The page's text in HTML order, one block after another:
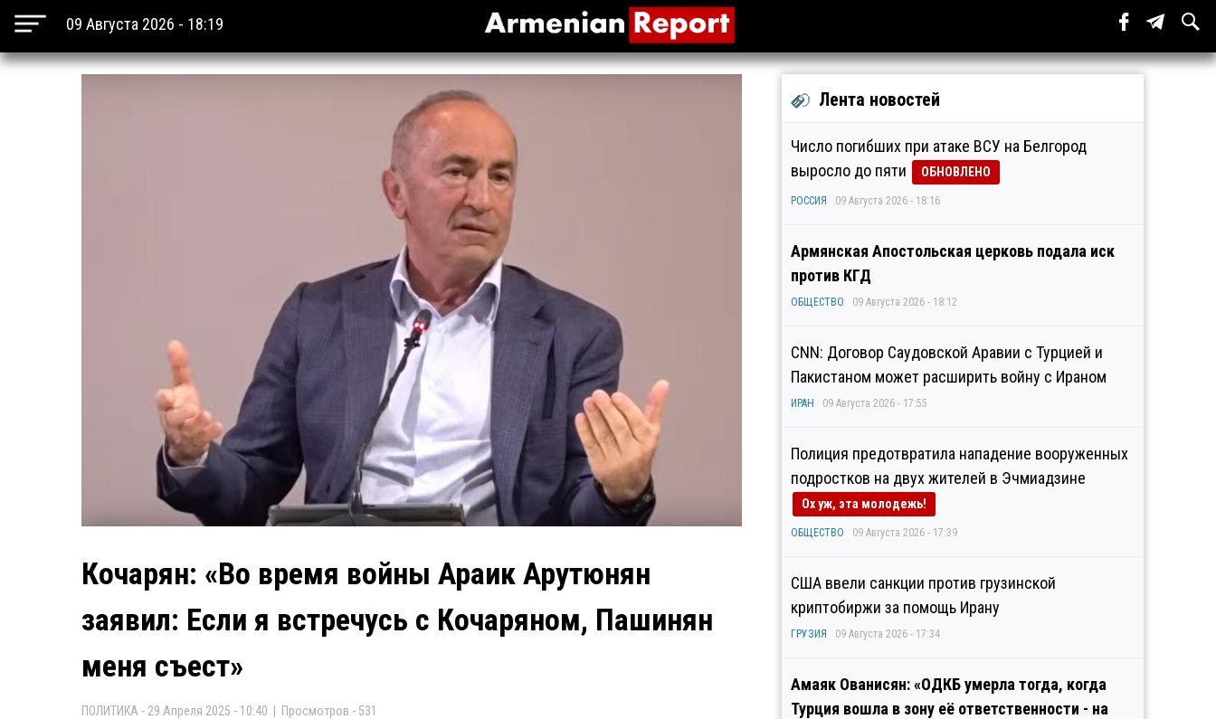
09 Августа 2026 - 18:19
Кочарян: «Во время войны Араик Арутюнян
заявил: Если я встречусь с Кочаряном, Пашинян
меня съест»
ПОЛИТИКА - 29 Апреля 2025 - 10:40 | Просмотров - 531
Лента новостей
Число погибших при атаке ВСУ на Белгород
выросло до пяти
ОБНОВЛЕНО
РОССИЯ 09 Августа 2026 - 18:16
Армянская Апостольская церковь подала иск
против КГД
ОБЩЕСТВО 09 Августа 2026 - 18:12
CNN: Договор Саудовской Аравии с Турцией и
Пакистаном может расширить войну с Ираном
ИРАН 09 Августа 2026 - 17:55
Полиция предотвратила нападение вооруженных
подростков на двух жителей в Эчмиадзине
Ох уж, эта молодежь!
ОБЩЕСТВО 09 Августа 2026 - 17:39
США ввели санкции против грузинской
криптобиржи за помощь Ирану
ГРУЗИЯ 09 Августа 2026 - 17:34
Амаяк Ованисян: «ОДКБ умерла тогда, когда
Турция вошла в зону её ответственности - на